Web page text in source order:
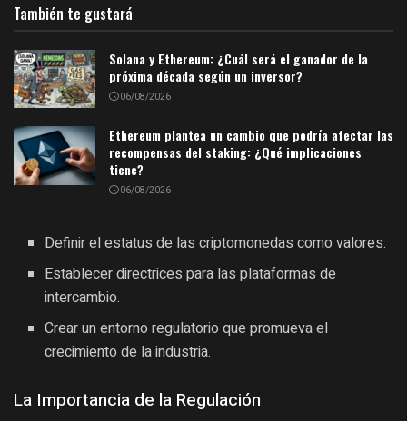
También te gustará
Solana y Ethereum: ¿Cuál será el ganador de la
próxima década según un inversor?
06/08/2026
Ethereum plantea un cambio que podría afectar las
recompensas del staking: ¿Qué implicaciones
tiene?
06/08/2026
Definir el estatus de las criptomonedas como valores.
Establecer directrices para las plataformas de
intercambio.
Crear un entorno regulatorio que promueva el
crecimiento de la industria.
La Importancia de la Regulación